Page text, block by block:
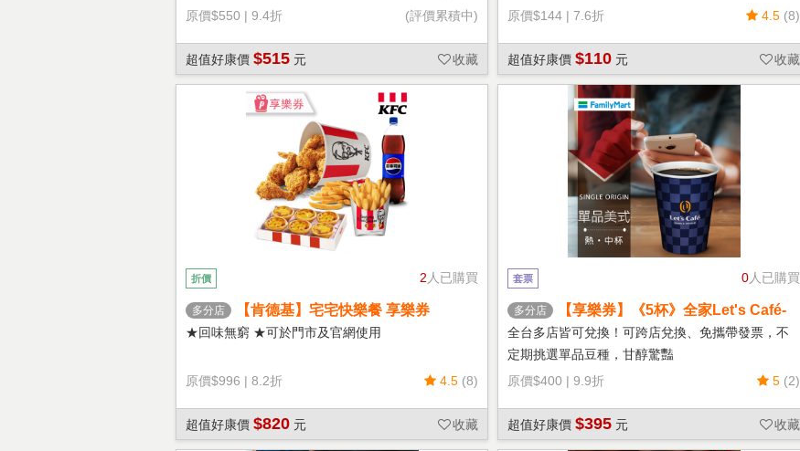
溫柔！
原價$550 | 9.4折 (評價累積中)
超值好康價 $515 元 收藏
原價$144 | 7.6折 4.5 (8)
超值好康價 $110 元 收藏
2 人已購買
折價
多分店 【肯德基】宅宅快樂餐 享樂券
★回味無窮 ★可於門市及官網使用
原價$996 | 8.2折 4.5 (8)
超值好康價 $820 元 收藏
0人已購買
套票
多分店
【享樂券】《5杯》全家Let's Café-
熱單品美式(中杯)
全台多店皆可兌換！可跨店兌換、免攜帶發票，不
定期挑選單品豆種，甘醇驚豔
原價$400 | 9.9折 5 (2)
超值好康價 $395 元 收藏